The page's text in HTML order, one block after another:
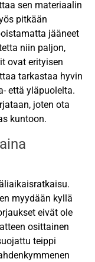
sen materiaalin
pitkään
jääneet
niin paljon,
ovat erityisen
tarkastaa hyvin
että yläpuolelta.
joten ota
kuntoon.
myydään kyllä
eivät ole
osittainen
teippi